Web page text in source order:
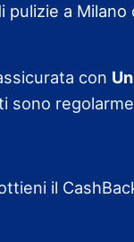
pulizie a Milano
con
sono
il